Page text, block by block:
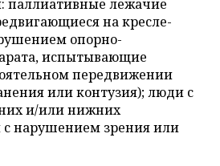
паллиативные лежачие
на кресле-
опорно-
испытывающие
передвижении
или контузия); люди с
и/или нижних
нарушением зрения или